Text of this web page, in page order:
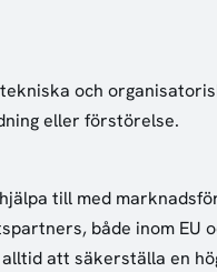
och
eller förstörelse.
till med
både inom EU
att säkerställa en